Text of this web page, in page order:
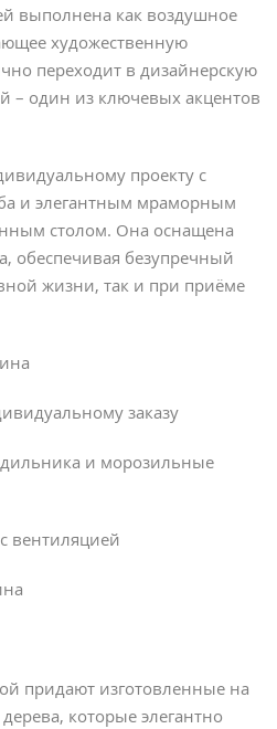
выполнена как воздушное
художественную
переходит в дизайнерскую
– один из ключевых акцентов
проекту с
и элегантным мраморным
столом. Она оснащена
обеспечивая безупречный
жизни, так и при приёме
заказу
и морозильные
вентиляцией
придают изготовленные на
которые элегантно